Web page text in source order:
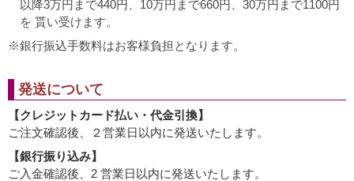
以降3万円まで440円、10万円まで660円、30万円まで1100円
を 貰い受けます。
銀行振込手数料はお客様負担となります。
発送について
【クレジットカード払い・代金引換】
ご注文確認後、２営業日以内に発送いたします。
【銀行振り込み】
ご入金確認後、2 営業日以内に発送いたします。